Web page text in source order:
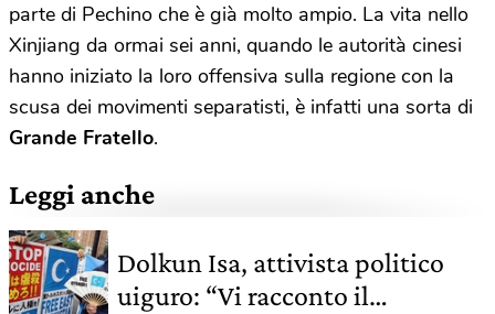
parte di Pechino che è già molto ampio. La vita nello
Xinjiang da ormai sei anni, quando le autorità cinesi
hanno iniziato la loro offensiva sulla regione con la
scusa dei movimenti separatisti, è infatti una sorta di
Grande Fratello.
Leggi anche
Dolkun Isa, attivista politico
uiguro: “Vi racconto il